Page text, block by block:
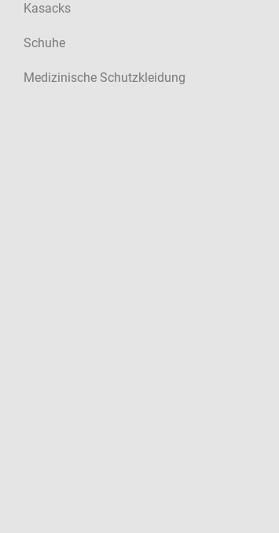
Kasacks
Schuhe
Medizinische Schutzkleidung